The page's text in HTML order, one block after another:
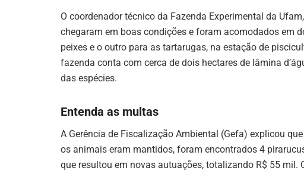
O coordenador técnico da Fazenda Experimental da
chegaram em boas condições e foram acomodados em
peixes e o outro para as tartarugas, na estação de
fazenda conta com cerca de dois hectares de lâmina
das espécies.
Entenda as multas
A Gerência de Fiscalização Ambiental (Gefa) explicou
os animais eram mantidos, foram encontrados 4
que resultou em novas autuações, totalizando R$ 55